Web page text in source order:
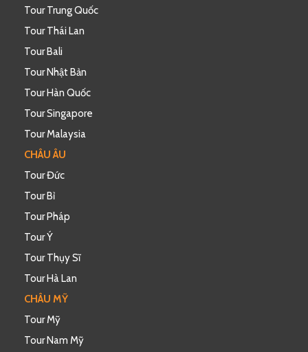
Tour Trung Quốc
Tour Thái Lan
Tour Bali
Tour Nhật Bản
Tour Hàn Quốc
Tour Singapore
Tour Malaysia
CHÂU ÂU
Tour Đức
Tour Bỉ
Tour Pháp
Tour Ý
Tour Thụy Sĩ
Tour Hà Lan
CHÂU MỸ
Tour Mỹ
Tour Nam Mỹ